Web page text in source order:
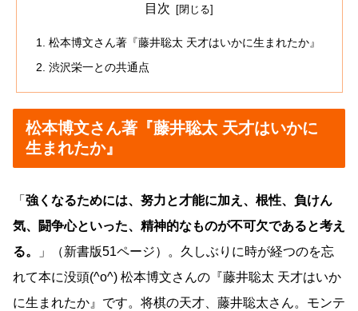
目次
松本博文さん著『藤井聡太 天才はいかに生まれたか』
渋沢栄一との共通点
松本博文さん著『藤井聡太 天才はいかに
生まれたか』
「 強くなるためには、努力と才能に加え、根性、負けん
気、闘争心といった、精神的なものが不可欠であると考え
る。
」（新書版51ページ）。久しぶりに時が経つのを忘
れて本に没頭(^o^) 松本博文さんの『藤井聡太 天才はいか
に生まれたか』です。将棋の天才、藤井聡太さん。モンテ